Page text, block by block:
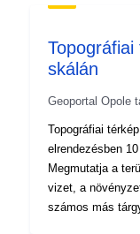
skálán
Geoportal Opole
Topográfiai
elrendezésben
Megmutatja a
vizet, a
számos más